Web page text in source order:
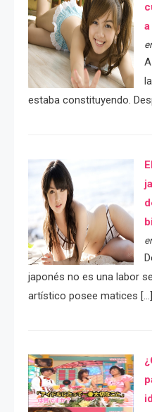
estaba constituyendo.
japonés no es una labor
artístico posee matices […]